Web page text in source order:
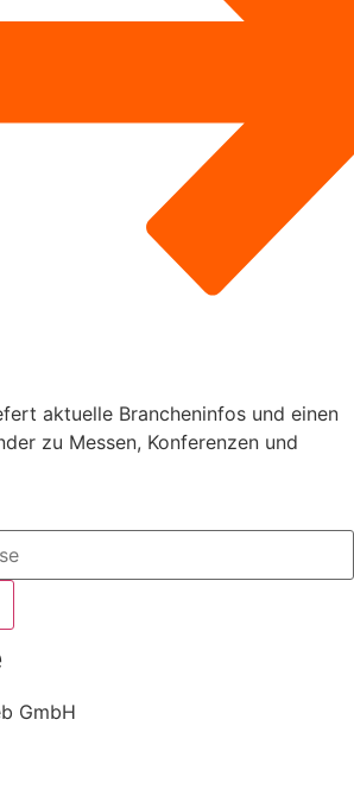
aktuelle Brancheninfos und einen
zu Messen, Konferenzen und
GmbH